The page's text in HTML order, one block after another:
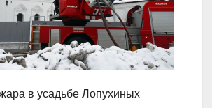
в усадьбе Лопухиных